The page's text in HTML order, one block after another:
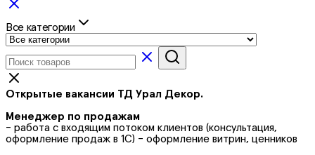
Все категории
Открытые вакансии ТД Урал Декор.
Менеджер по продажам
- работа с входящим потоком клиентов (консультация,
оформление продаж в 1С) - оформление витрин, ценников